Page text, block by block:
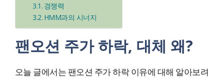
경쟁력
HMM과의 시너지
팬오션 주가 하락, 대체 왜?
오늘 글에서는 팬오션 주가 하락 이유에 대해 알아보려